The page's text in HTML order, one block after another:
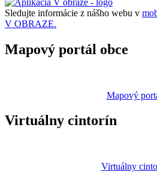
Sledujte informácie z nášho webu v
V OBRAZE.
Mapový portál obce
Mapový
Virtuálny cintorín
Virtuálny